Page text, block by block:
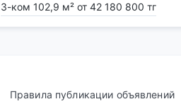
3-ком 102,9 м² от 42 180 800 тг
Правила публикации объявлений